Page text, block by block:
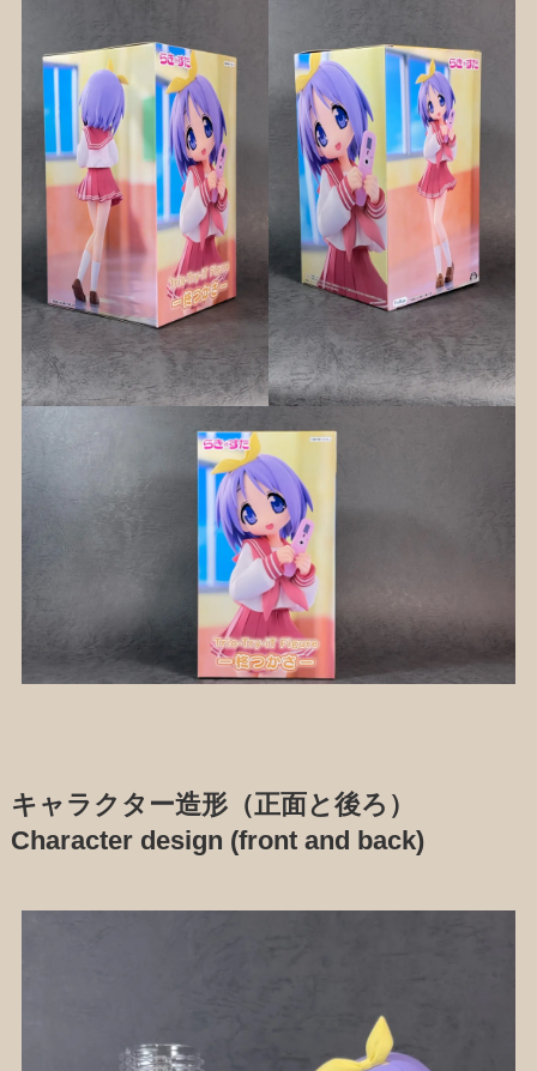
キャラクター造形（正面と後ろ）
Character design (front and back)